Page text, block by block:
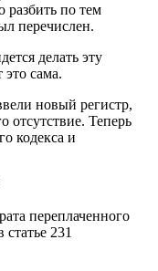
по тем
перечислен.
делать эту
сама.
новый регистр,
отсутствие. Теперь
кодекса и
переплаченного
231